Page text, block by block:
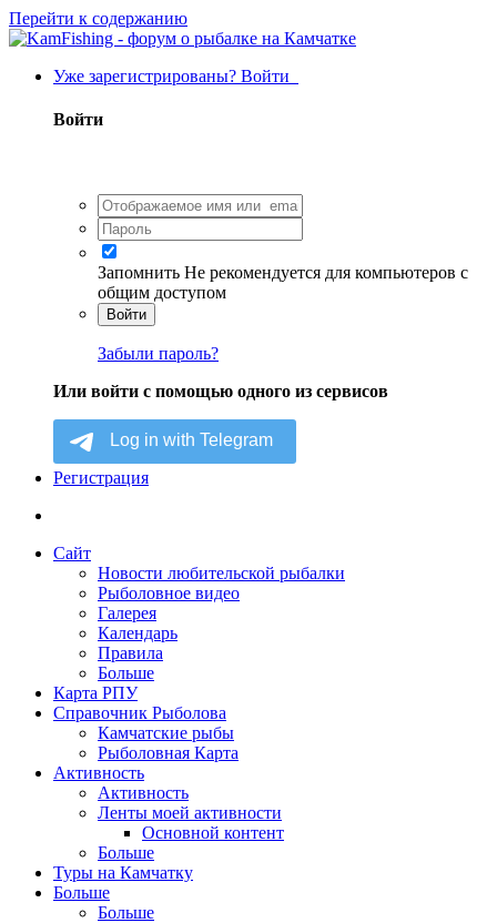
Перейти к содержанию
Уже зарегистрированы? Войти
Войти
Запомнить Не рекомендуется для компьютеров с
общим доступом
Войти
Забыли пароль?
Или войти с помощью одного из сервисов
Регистрация
Сайт
Новости любительской рыбалки
Рыболовное видео
Галерея
Календарь
Правила
Больше
Карта РПУ
Справочник Рыболова
Камчатские рыбы
Рыболовная Карта
Активность
Активность
Ленты моей активности
Основной контент
Больше
Туры на Камчатку
Больше
Больше